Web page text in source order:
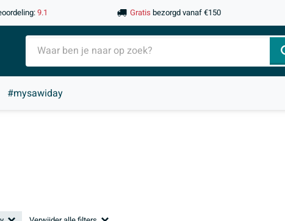
9.1 Gratis bezorgd vanaf €150
#mysawiday